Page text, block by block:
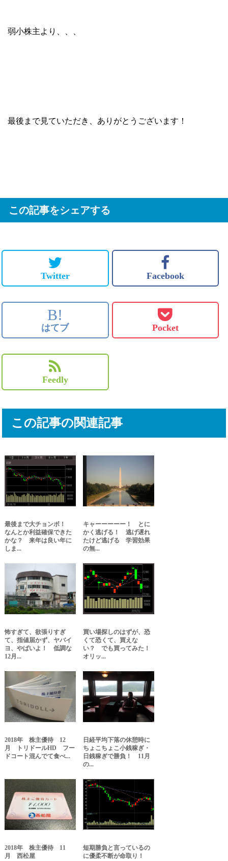
弱小株主より、、、
最後まで見ていただき、ありがとうございます！
この記事をシェアする
Twitter Facebook
B!
はてブ Pocket
Feedly
この記事の関連記事
最後まで大チョンボ！
なんとか利益確保できた
かな？ 来年は良い年に
しま...
キャーーーーー！ とに
かく逃げる！ 逃げ遅れ
たけど逃げる 学習効果
の無...
怖すぎて、欲張りすぎ
て、指値届かず、ヤバイ
ヨ、やばいよ！ 低調な
12月...
買い場探しのはずが、恐
くて恐くて、買えな
い？ でも買ってみた！
オリッ...
2018年 株主優待 12
月 トリドールHD フー
ドコート混んでて食べ...
日経平均下落の休憩時に
ちょこちょこ小銭稼ぎ・
日銭稼ぎで勝負！ 11月
の...
2018年 株主優待 11
月 西松屋
短期勝負と言っているの
に優柔不断が命取り！